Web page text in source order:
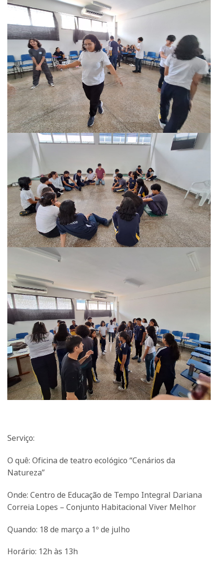
Serviço:
O quê: Oficina de teatro ecológico “Cenários da
Natureza”
Onde: Centro de Educação de Tempo Integral Dariana
Correia Lopes – Conjunto Habitacional Viver Melhor
Quando: 18 de março a 1º de julho
Horário: 12h às 13h